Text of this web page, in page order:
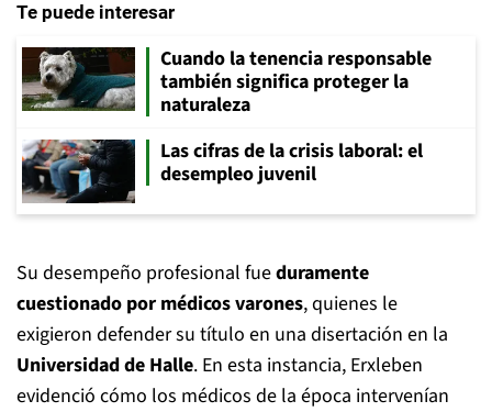
Te puede interesar
Cuando la tenencia responsable
también significa proteger la
naturaleza
Las cifras de la crisis laboral: el
desempleo juvenil
Su desempeño profesional fueduramente
cuestionado por médicos varones, quienes le
exigieron defender su título en una disertación en la
Universidad de Halle. En esta instancia, Erxleben
evidenció cómo los médicos de la época intervenían